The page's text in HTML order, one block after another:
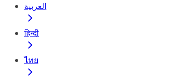
العربية
हिन्दी
ไทย